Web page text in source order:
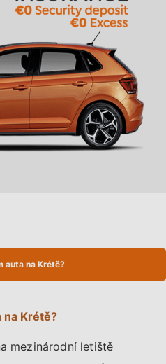
auta na Krétě?
na Krétě?
mezinárodní letiště